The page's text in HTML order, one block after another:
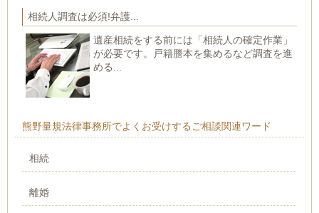
相続人調査は必須!弁護...
遺産相続をする前には「相続人の確定作業」
が必要です。戸籍謄本を集めるなど調査を進
める...
熊野量規法律事務所でよくお受けするご相談関連ワード
相続
離婚